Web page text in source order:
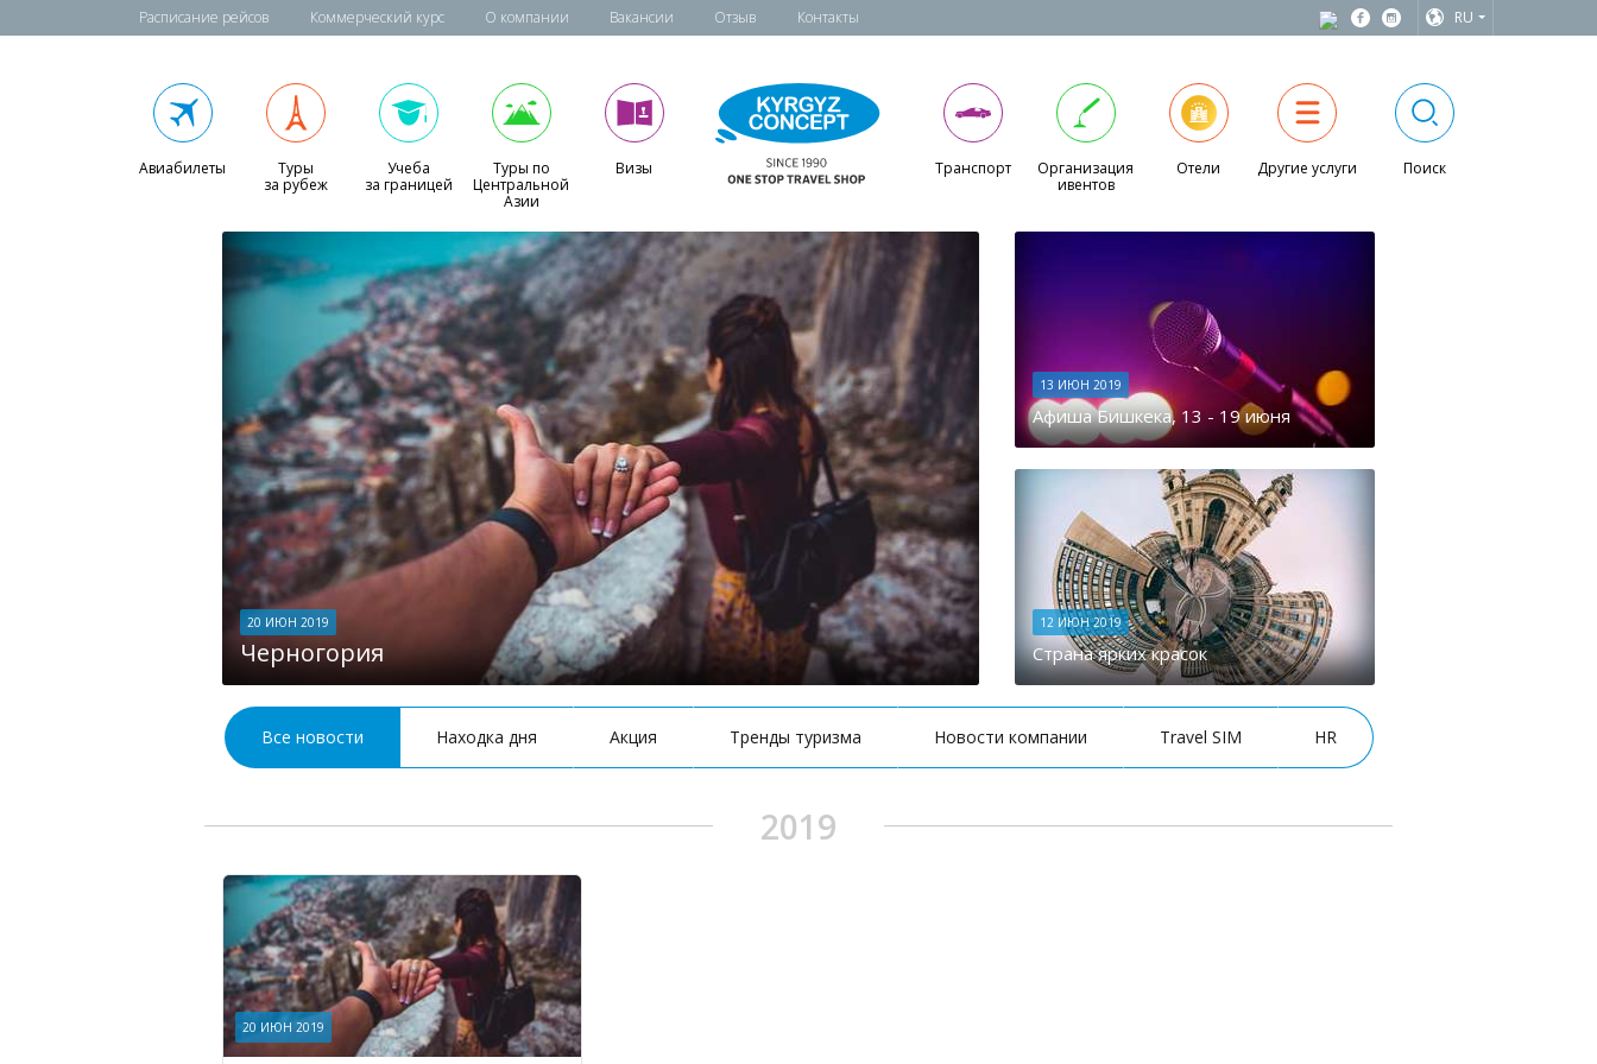
Расписание рейсов Коммерческий курс О компании Вакансии Отзыв Контакты RU
Авиабилеты
Туры
за рубеж
Учеба
за границей
Туры по
Центральной
Азии
Визы Транспорт
Организация
ивентов
Отели Другие услуги Поиск
20 ИЮН 2019
Черногория
13 ИЮН 2019
Афиша Бишкека, 13 - 19 июня
12 ИЮН 2019
Страна ярких красок
Все новости Находка дня Акция Тренды туризма Новости компании Travel SIM HR
2019
20 ИЮН 2019